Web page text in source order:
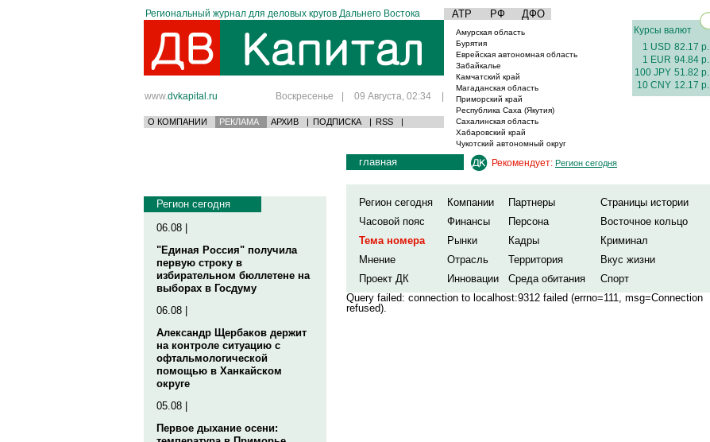
Региональный журнал для деловых кругов Дальнего Востока АТР РФ ДФО
www.dvkapital.ru Воскресенье | 09 Августа, 02:34 |
О КОМПАНИИ РЕКЛАМА АРХИВ | ПОДПИСКА | RSS |
Амурская область
Бурятия
Еврейская автономная область
Забайкалье
Камчатский край
Магаданская область
Приморский край
Республика Саха (Якутия)
Сахалинская область
Хабаровский край
Чукотский автономный округ
Курсы валют
1 USD 82.17 р.
1 EUR 94.84 р.
100 JPY 51.82 р.
10 CNY 12.17 р.
Регион сегодня
06.08 |
"Единая Россия" получила
первую строку в
избирательном бюллетене на
выборах в Госдуму
06.08 |
Александр Щербаков держит
на контроле ситуацию с
офтальмологической
помощью в Ханкайском
округе
05.08 |
Первое дыхание осени:
главная Рекомендует: Регион сегодня
Регион сегодня Компании Партнеры
Страницы истории
Часовой пояс
Финансы Персона
Восточное кольцо
Тема номера
Рынки Кадры
Криминал
Мнение
Отрасль Территория
Вкус жизни
Проект ДК
Инновации Среда обитания
Спорт
Query failed: connection to localhost:9312 failed (errno=111, msg=Connection
refused).